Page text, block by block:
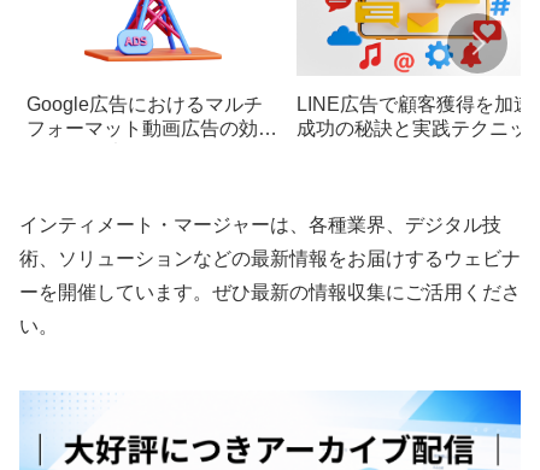
Google広告におけるマルチ
フォーマット動画広告の効果
LINE広告で顧客獲得を加速!
成功の秘訣と実践テクニッ
インティメート・マージャーは、各種業界、デジタル技
術、ソリューションなどの最新情報をお届けするウェビナ
ーを開催しています。ぜひ最新の情報収集にご活用くださ
い。